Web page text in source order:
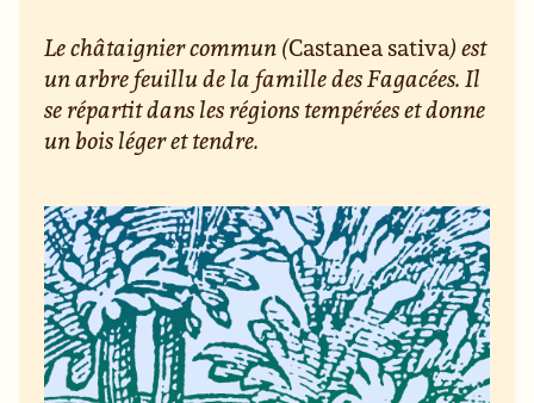
Le châtaignier commun (Castanea sativa) est
un arbre feuillu de la famille des Fagacées. Il
se répartit dans les régions tempérées et donne
un bois léger et tendre.